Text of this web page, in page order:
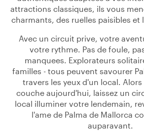
attractions classiques, ils vous
charmants, des ruelles paisibles et
Avec un circuit prive, votre
votre rythme. Pas de foule,
manquees. Explorateurs
familles - tous peuvent savourer
travers les yeux d'un local. Alors
couche aujourd'hui, laissez un
local illuminer votre lendemain,
l'ame de Palma de Mallorca
auparavant.